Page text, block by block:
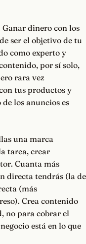
dinero con los
ser el objetivo de tu
como experto y
por sí solo,
rara vez
tus productos y
los anuncios es
una marca
tarea, crear
Cuanta más
directa tendrás (la de
(más
Crea contenido
no para cobrar el
está en lo que